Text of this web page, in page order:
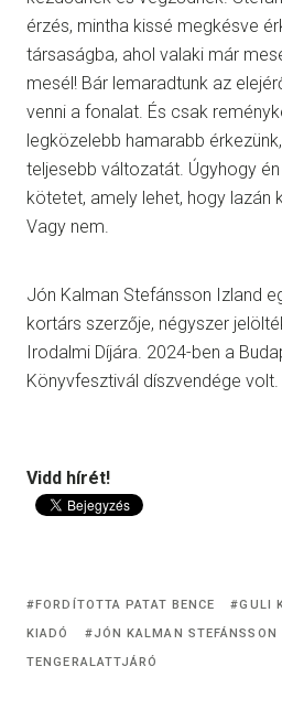
érzés, mintha kissé megkésve
társaságba, ahol valaki már
mesél! Bár lemaradtunk az
venni a fonalat. És csak
legközelebb hamarabb
teljesebb változatát. Úgyhogy
kötetet, amely lehet, hogy lazán
Vagy nem.
Jón Kalman Stefánsson Izland
kortárs szerzője, négyszer
Irodalmi Díjára. 2024-ben a
Könyvfesztivál díszvendége volt.
Vidd hírét!
FORDÍTOTTA PATAT BENCE GULI
KIADÓ
JÓN KALMAN STEFÁNSSON
TENGERALATTJÁRÓ